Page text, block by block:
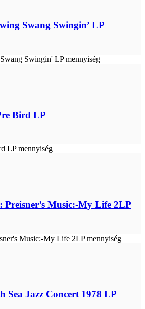
Swang Swingin’ LP
Swingin' LP mennyiség
Bird LP
LP mennyiség
Preisner’s Music:-My Life 2LP
Music:-My Life 2LP mennyiség
Sea Jazz Concert 1978 LP